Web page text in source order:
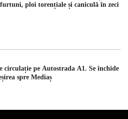
furtuni, ploi torențiale și caniculă în zeci
circulație pe Autostrada A1. Se închide
spre Mediaș